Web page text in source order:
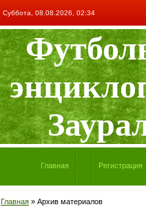
Суббота, 08.08.2026, 02:34
Главная Регистрация
Главная » Архив материалов